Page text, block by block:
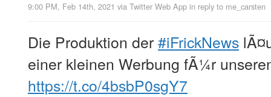
9:00 PM, Feb 14th, 2021 via Twitter Web App in reply to me_carsten
Die Produktion der#iFrickNews
einer kleinen Werbung fÃ¼r
https://t.co/4bsbP0sgY7